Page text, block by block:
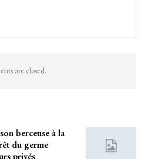
are closed.
berceuse à la
du germe
privés